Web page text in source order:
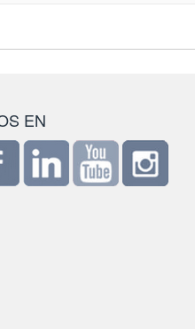
EN